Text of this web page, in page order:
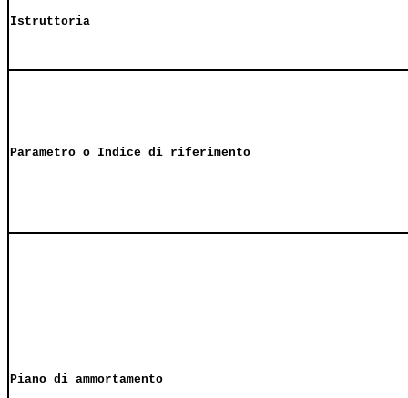
Istruttoria
Parametro o Indice di riferimento
Piano di ammortamento